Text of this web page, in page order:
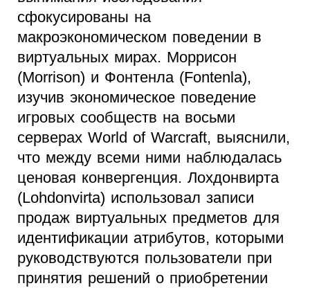
сфокусированы на
макроэкономическом поведении в
виртуальных мирах. Моррисон
(Morrison) и Фонтенла (Fontenla),
изучив экономическое поведение
игровых сообществ на восьми
серверах World of Warcraft, выяснили,
что между всеми ними наблюдалась
ценовая конвергенция. Лохдонвирта
(Lohdonvirta) использовал записи
продаж виртуальных предметов для
идентификации атрибутов, которыми
руководствуются пользователи при
принятия решений о приобретении